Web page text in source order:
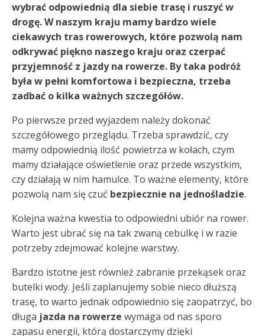
wybrać odpowiednią dla siebie trasę i ruszyć w
drogę. W naszym kraju mamy bardzo wiele
ciekawych tras rowerowych, które pozwolą nam
odkrywać piękno naszego kraju oraz czerpać
przyjemność z jazdy na rowerze. By taka podróż
była w pełni komfortowa i bezpieczna, trzeba
zadbać o kilka ważnych szczegółów.
Po pierwsze przed wyjazdem należy dokonać
szczegółowego przeglądu. Trzeba sprawdzić, czy
mamy odpowiednią ilość powietrza w kołach, czym
mamy działające oświetlenie oraz przede wszystkim,
czy działają w nim hamulce. To ważne elementy, które
pozwolą nam się czuć bezpiecznie na jednośladzie.
Kolejna ważna kwestia to odpowiedni ubiór na rower.
Warto jest ubrać się na tak zwaną cebulkę i w razie
potrzeby zdejmować kolejne warstwy.
Bardzo istotne jest również zabranie przekąsek oraz
butelki wody. Jeśli zaplanujemy sobie nieco dłuższą
trasę, to warto jednak odpowiednio się zaopatrzyć, bo
długa jazda na rowerze wymaga od nas sporo
zapasu energii, którą dostarczymy dzięki